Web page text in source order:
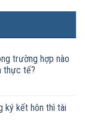
trường hợp nào
thực tế?
ký kết hôn thì tài